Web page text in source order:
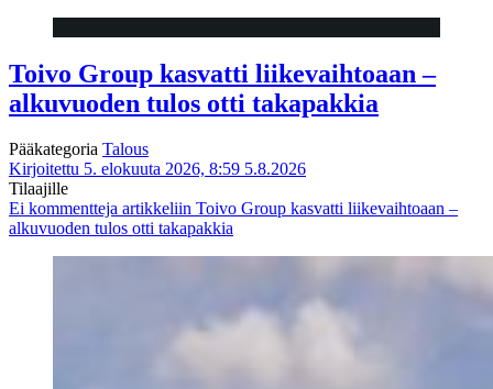
Toivo Group kasvatti liikevaihtoaan –
alkuvuoden tulos otti takapakkia
Pääkategoria Talous
Kirjoitettu 5. elokuuta 2026, 8:59 5.8.2026
Tilaajille
Ei kommentteja artikkeliin Toivo Group kasvatti liikevaihtoaan –
alkuvuoden tulos otti takapakkia